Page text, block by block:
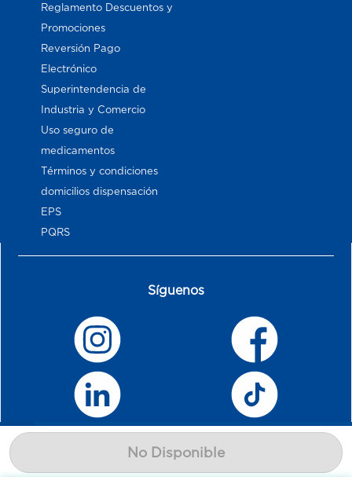
No Disponible
Reglamento Descuentos y
Promociones
Reversión Pago
Electrónico
Superintendencia de
Industria y Comercio
Uso seguro de
medicamentos
Términos y condiciones
domicilios dispensación
EPS
PQRS
Síguenos